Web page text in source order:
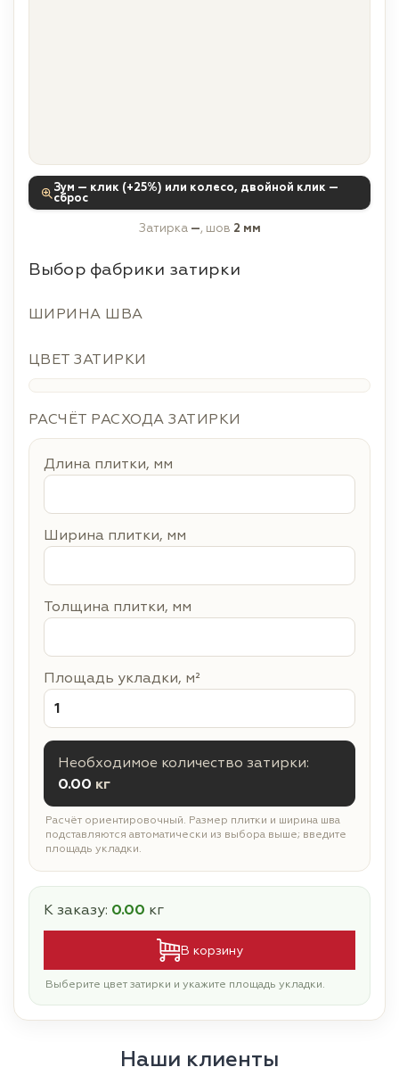
Зум — клик (+25%) или колесо, двойной клик —
сброс
Затирка —, шов 2 мм
Выбор фабрики затирки
ШИРИНА ШВА
ЦВЕТ ЗАТИРКИ
РАСЧЁТ РАСХОДА ЗАТИРКИ
Длина плитки, мм
Ширина плитки, мм
Толщина плитки, мм
Площадь укладки, м²
Необходимое количество затирки:
0.00 кг
Расчёт ориентировочный. Размер плитки и ширина шва
подставляются автоматически из выбора выше; введите
площадь укладки.
К заказу: 0.00 кг
В корзину
Выберите цвет затирки и укажите площадь укладки.
Наши клиенты